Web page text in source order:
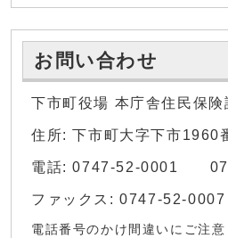
お問い合わせ
下市町役場 本庁舎住民保険
住所: 下市町大字下市1960
電話: 0747-52-0001
ファックス: 0747-52-0007
電話番号のかけ間違いにご注意